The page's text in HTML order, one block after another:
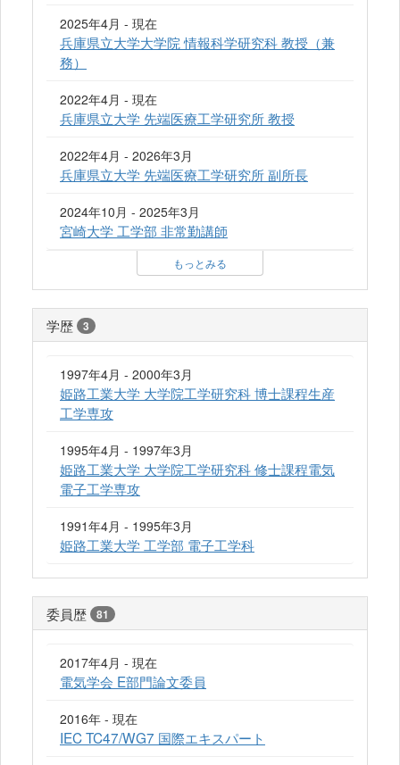
2025年4月 - 現在
兵庫県立大学大学院 情報科学研究科 教授（兼
務）
2022年4月 - 現在
兵庫県立大学 先端医療工学研究所 教授
2022年4月 - 2026年3月
兵庫県立大学 先端医療工学研究所 副所長
2024年10月 - 2025年3月
宮崎大学 工学部 非常勤講師
もっとみる
学歴 3
1997年4月 - 2000年3月
姫路工業大学 大学院工学研究科 博士課程生産
工学専攻
1995年4月 - 1997年3月
姫路工業大学 大学院工学研究科 修士課程電気
電子工学専攻
1991年4月 - 1995年3月
姫路工業大学 工学部 電子工学科
委員歴 81
2017年4月 - 現在
電気学会 E部門論文委員
2016年 - 現在
IEC TC47/WG7 国際エキスパート